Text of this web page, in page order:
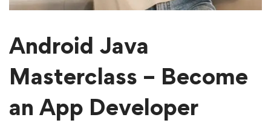
Android Java
Masterclass – Become
an App Developer